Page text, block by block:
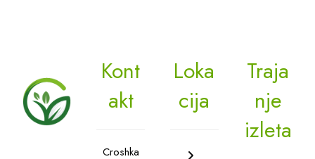
Kont
akt
Croshka
Loka
cija
Traja
nje
izleta